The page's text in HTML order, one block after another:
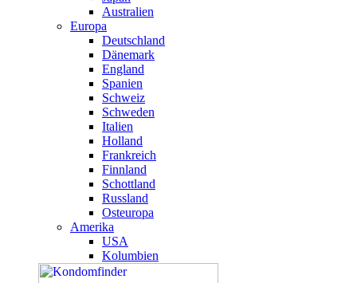
Australien
Europa
Deutschland
Dänemark
England
Spanien
Schweiz
Schweden
Italien
Holland
Frankreich
Finnland
Schottland
Russland
Osteuropa
Amerika
USA
Kolumbien